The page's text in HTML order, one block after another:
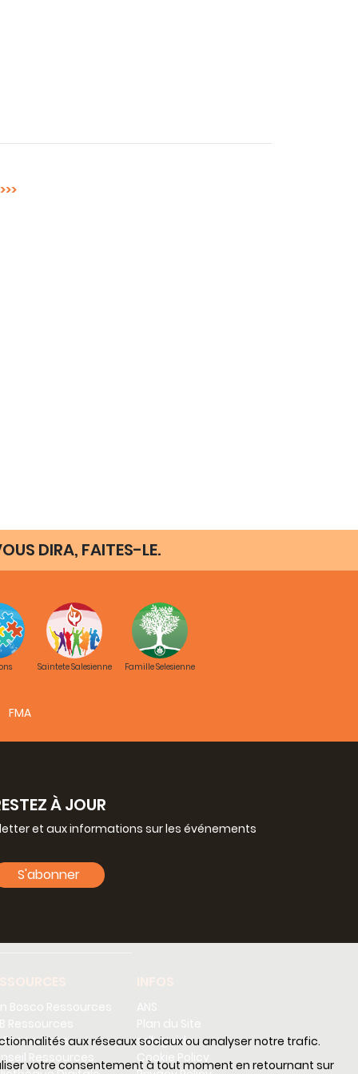
aux réseaux sociaux ou analyser notre trafic.
votre consentement à tout moment en retournant sur
DIRA, FAITES-LE.
Saintete Salesienne Famille Selesienne
FMA
À JOUR
et aux informations sur les événements
S'abonner
Ressources
Ressources
sdb guide
Cookie Policy